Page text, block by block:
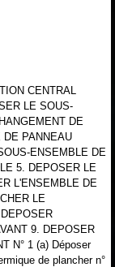
CENTRAL
LE SOUS-
DE
PANNEAU
ENSEMBLE DE
5. DEPOSER LE
L'ENSEMBLE DE
LE
9. DEPOSER
N° 1 (a) Déposer
de plancher n°